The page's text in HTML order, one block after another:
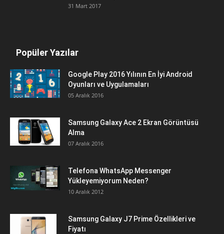
31 Mart 2017
Popüler Yazılar
Google Play 2016 Yılının En İyi Android
Oyunları ve Uygulamaları
05 Aralık 2016
Samsung Galaxy Ace 2 Ekran Görüntüsü
Alma
07 Aralık 2016
Telefona WhatsApp Messenger
Yükleyemiyorum Neden?
10 Aralık 2012
Samsung Galaxy J7 Prime Özellikleri ve
Fiyatı